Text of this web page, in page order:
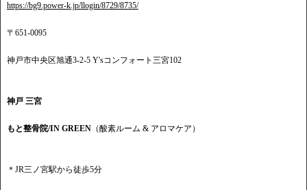
https://bg9.power-k.jp/llogin/8729/8735/
〒651-0095
神戸市中央区旭通3-2-5 Y'sコンフォート三宮102
神戸 三宮
もと整骨院/IN GREEN （酸素ルーム & アロマケア）
＊JR三ノ宮駅から徒歩5分